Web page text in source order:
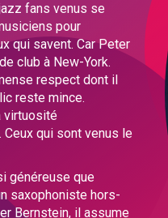
fans venus se
pour
qui savent. Car Peter
club à New-York.
respect dont il
reste mince.
virtuosité
qui sont venus le
généreuse que
saxophoniste hors-
Bernstein, il assume